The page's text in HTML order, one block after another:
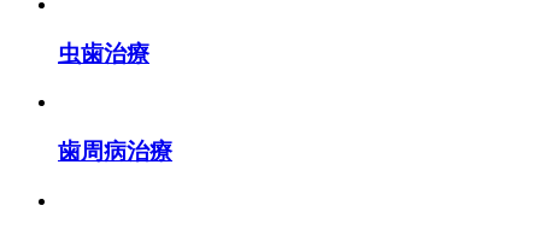
虫歯治療
歯周病治療